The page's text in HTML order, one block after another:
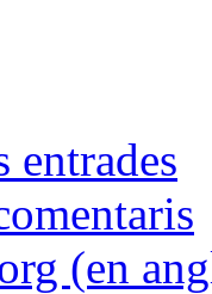
entrades
(en